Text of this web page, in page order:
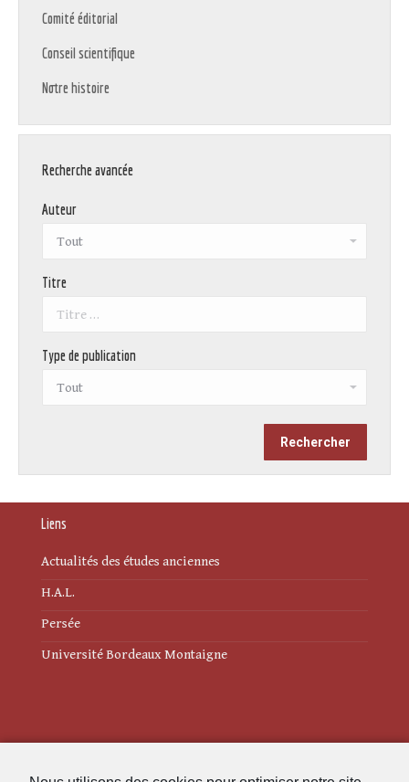
Comité éditorial
Conseil scientifique
Notre histoire
Recherche avancée
Auteur
Titre
Type de publication
Liens
Actualités des études anciennes
H.A.L.
Persée
Université Bordeaux Montaigne